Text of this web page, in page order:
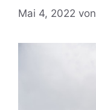
Mai 4, 2022 von